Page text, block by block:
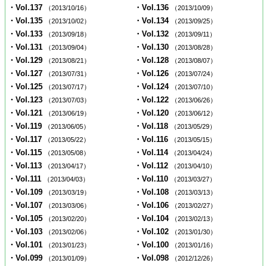
・Vol.137 （2013/10/16） ・Vol.136 （2013/10/09）
・Vol.135 （2013/10/02） ・Vol.134 （2013/09/25）
・Vol.133 （2013/09/18） ・Vol.132 （2013/09/11）
・Vol.131 （2013/09/04） ・Vol.130 （2013/08/28）
・Vol.129 （2013/08/21） ・Vol.128 （2013/08/07）
・Vol.127 （2013/07/31） ・Vol.126 （2013/07/24）
・Vol.125 （2013/07/17） ・Vol.124 （2013/07/10）
・Vol.123 （2013/07/03） ・Vol.122 （2013/06/26）
・Vol.121 （2013/06/19） ・Vol.120 （2013/06/12）
・Vol.119 （2013/06/05） ・Vol.118 （2013/05/29）
・Vol.117 （2013/05/22） ・Vol.116 （2013/05/15）
・Vol.115 （2013/05/08） ・Vol.114 （2013/04/24）
・Vol.113 （2013/04/17） ・Vol.112 （2013/04/10）
・Vol.111 （2013/04/03） ・Vol.110 （2013/03/27）
・Vol.109 （2013/03/19） ・Vol.108 （2013/03/13）
・Vol.107 （2013/03/06） ・Vol.106 （2013/02/27）
・Vol.105 （2013/02/20） ・Vol.104 （2013/02/13）
・Vol.103 （2013/02/06） ・Vol.102 （2013/01/30）
・Vol.101 （2013/01/23） ・Vol.100 （2013/01/16）
・Vol.099 （2013/01/09） ・Vol.098 （2012/12/26）